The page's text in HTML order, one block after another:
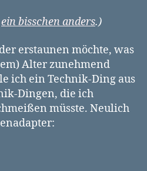
ein bisschen anders.)
erstaunen möchte, was
Alter zunehmend
ich ein Technik-Ding aus
Dingen, die ich
müsste. Neulich